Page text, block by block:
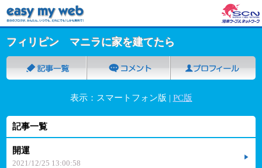
フィリピン マニラに家を建てたら
表示：スマートフォン版 | PC版
記事一覧
開運
2021/12/25 13:00:58